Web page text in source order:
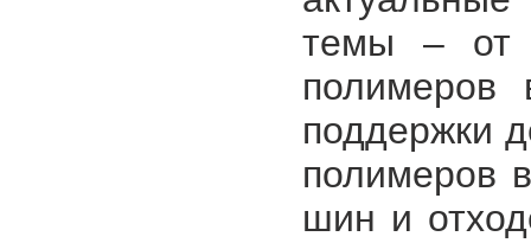
темы – от
полимеров
поддержки
полимеров
шин и